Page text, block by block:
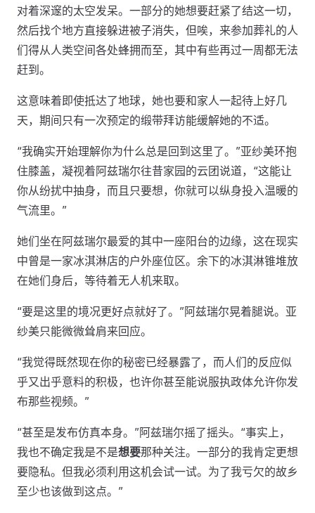
对着深邃的太空发呆。一部分的她想要赶紧了结这一切，
然后找个地方直接躲进被子消失，但唉，来参加葬礼的人
们得从人类空间各处蜂拥而至，其中有些再过一周都无法
赶到。
这意味着即使抵达了地球，她也要和家人一起待上好几
天，期间只有一次预定的缎带拜访能缓解她的不适。
“我确实开始理解你为什么总是回到这里了。”亚纱美环抱
住膝盖，凝视着阿兹瑞尔往昔家园的云团说道，“这能让
你从纷扰中抽身，而且只要想，你就可以纵身投入温暖的
气流里。”
她们坐在阿兹瑞尔最爱的其中一座阳台的边缘，这在现实
中曾是一家冰淇淋店的户外座位区。余下的冰淇淋锥堆放
在她们身后，等待着无人机来取。
“要是这里的境况更好点就好了。”阿兹瑞尔晃着腿说。亚
纱美只能微微耸肩来回应。
“我觉得既然现在你的秘密已经暴露了，而人们的反应似
乎又出乎意料的积极，也许你甚至能说服执政体允许你发
布那些视频。”
“甚至是发布仿真本身。”阿兹瑞尔摇了摇头。“事实上，
我也不确定我是不是想要那种关注。一部分的我肯定更想
要隐私。但我必须利用这机会试一试。为了我亏欠的故乡
至少也该做到这点。”